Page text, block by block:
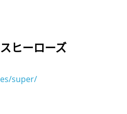
ヒーローズ
super/